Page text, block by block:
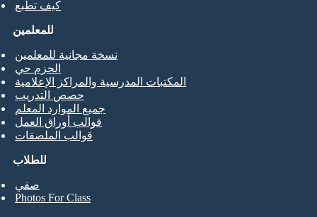
كيف تطبع
للطلاب
صفي
Photos For Class
للمعلمين
نسخة مجانية للمعلمين
الحزم حي
المكتبات المدرسية والمراكز الإعلامية
حصص التدريب
جميع الموارد المعلم
قوالب أوراق العمل
قوالب الملصقات